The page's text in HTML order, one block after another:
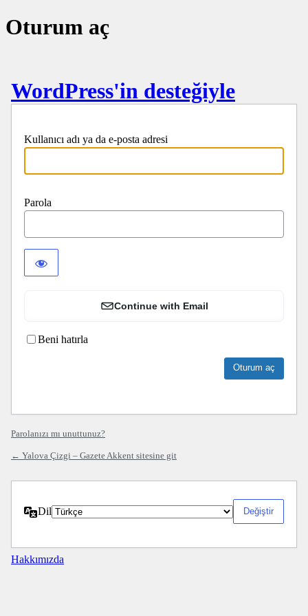
Oturum aç
WordPress'in desteğiyle
Kullanıcı adı ya da e-posta adresi
Parola
Continue with Email
Beni hatırla
Parolanızı mı unuttunuz?
← Yalova Çizgi – Gazete Akkent sitesine git
Dil
Hakkımızda